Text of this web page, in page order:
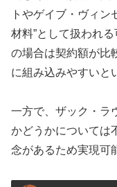
トやゲイブ・ヴィン
材料”として扱われ
の場合は契約額が比
に組み込みやすいと
一方で、ザック・ラ
かどうかについては
念があるため実現可